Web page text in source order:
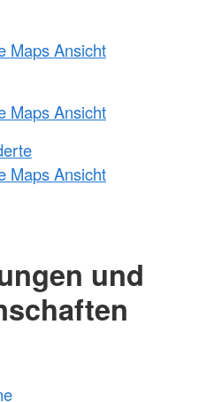
Maps Ansicht
Maps Ansicht
Maps Ansicht
und